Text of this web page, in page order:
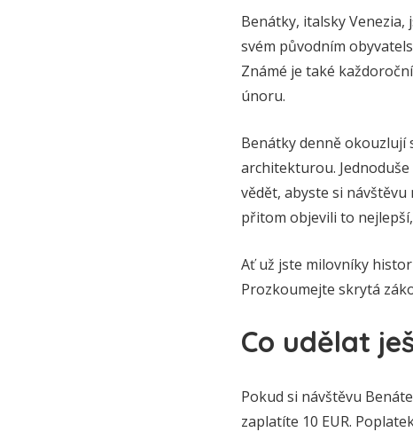
Benátky, italsky
svém původním
Známé je také
únoru.
Benátky denně
architekturou.
vědět, abyste si
přitom objevili to
Ať už jste milovníky
Prozkoumejte skrytá
Co udělat
Pokud si návštěvu
zaplatíte 10 EUR.